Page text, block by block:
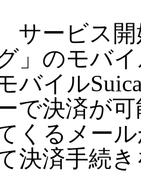
サービス開
」のモバ
バイル
で決済が
くるメー
決済手続